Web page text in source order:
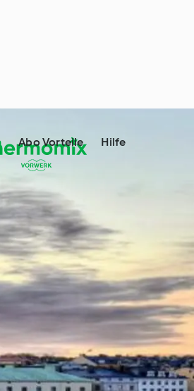
Abo Vorteile Hilfe